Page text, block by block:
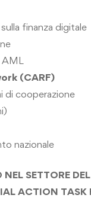
sulla finanza digitale
AML
(CARF)
di cooperazione
nazionale
NEL SETTORE
ACTION TASK